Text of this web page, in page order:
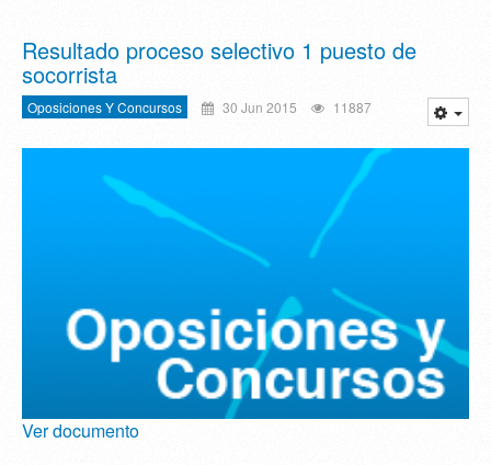
Resultado proceso selectivo 1 puesto de
socorrista
Oposiciones Y Concursos 30 Jun 2015 11887
Ver documento